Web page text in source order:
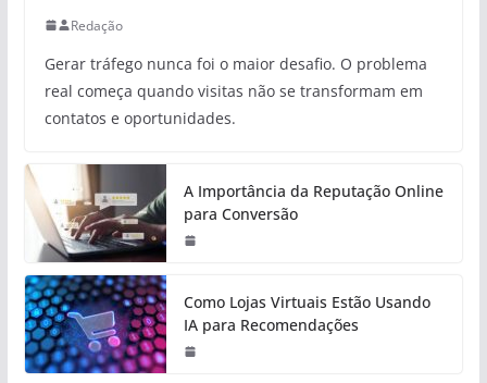
Redação
Gerar tráfego nunca foi o maior desafio. O problema
real começa quando visitas não se transformam em
contatos e oportunidades.
A Importância da Reputação Online
para Conversão
Como Lojas Virtuais Estão Usando
IA para Recomendações